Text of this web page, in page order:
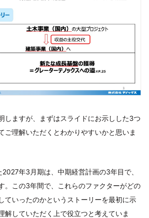
しますが、まずはスライドにお示しした3つ
ご理解いただくとわかりやすいかと思いま
年3月期は、中期経営計画の3年目で、
。この3年間で、これらのファクターがどの
ていったのかというストーリーを最初に示
解していただく上で役立つと考えていま